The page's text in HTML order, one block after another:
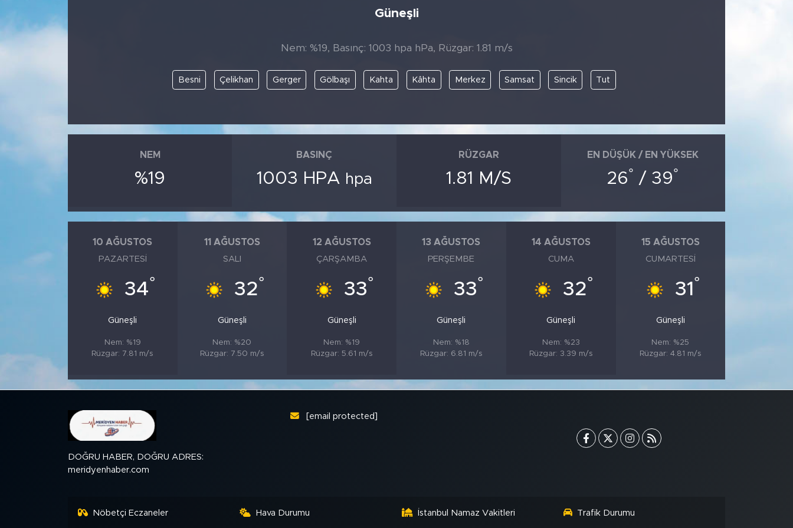
Güneşli
Nem: %19, Basınç: 1003 hpa hPa, Rüzgar: 1.81 m/s
Besni Çelikhan Gerger Gölbaşı Kahta Kâhta Merkez Samsat Sincik Tut
NEM
%19
BASINÇ
1003 HPA hpa
RÜZGAR
1.81 M/S
EN DÜŞÜK / EN YÜKSEK
26° / 39°
10 AĞUSTOS
PAZARTESI
34°
Güneşli
Nem: %19
Rüzgar: 7.81 m/s
11 AĞUSTOS
SALI
32°
Güneşli
Nem: %20
Rüzgar: 7.50 m/s
12 AĞUSTOS
ÇARŞAMBA
33°
Güneşli
Nem: %19
Rüzgar: 5.61 m/s
13 AĞUSTOS
PERŞEMBE
33°
Güneşli
Nem: %18
Rüzgar: 6.81 m/s
14 AĞUSTOS
CUMA
32°
Güneşli
Nem: %23
Rüzgar: 3.39 m/s
15 AĞUSTOS
CUMARTESI
31 °
Güneşli
Nem: %25
Rüzgar: 4.81 m/s
DOĞRU HABER, DOĞRU ADRES:
meridyenhaber.com
[email protected]
Nöbetçi Eczaneler Hava Durumu İstanbul Namaz Vakitleri Trafik Durumu
BİLİM-TEKNOLOJİ
KÜLTÜR SANAT
TARİHTEN GÜNÜMÜZE
SAĞLIK